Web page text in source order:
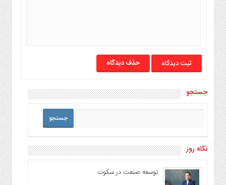
حذف دیدگاه
جستجو
نگاه روز
توسعه صنعت در سکوت